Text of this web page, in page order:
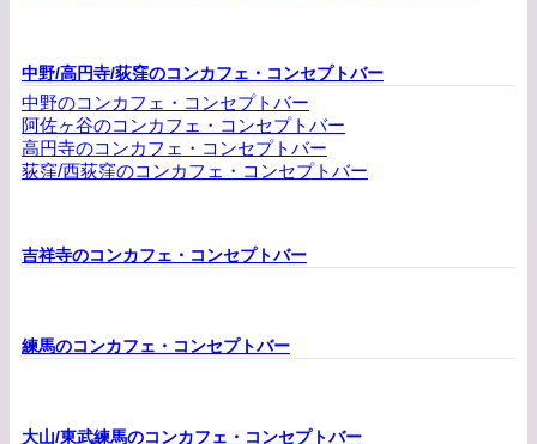
中野/高円寺/荻窪のコンカフェ・コンセプトバー
中野のコンカフェ・コンセプトバー
阿佐ヶ谷のコンカフェ・コンセプトバー
高円寺のコンカフェ・コンセプトバー
荻窪/西荻窪のコンカフェ・コンセプトバー
吉祥寺のコンカフェ・コンセプトバー
練馬のコンカフェ・コンセプトバー
大山/東武練馬のコンカフェ・コンセプトバー